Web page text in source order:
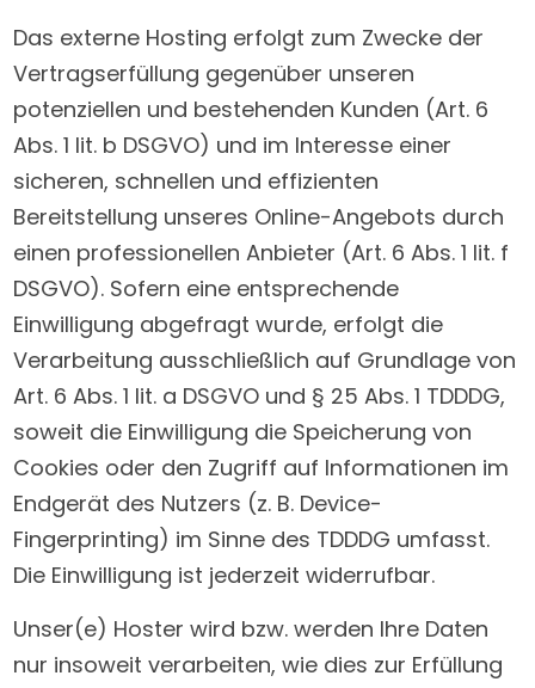
Das externe Hosting erfolgt zum Zwecke der
Vertragserfüllung gegenüber unseren
potenziellen und bestehenden Kunden (Art. 6
Abs. 1 lit. b DSGVO) und im Interesse einer
sicheren, schnellen und effizienten
Bereitstellung unseres Online-Angebots durch
einen professionellen Anbieter (Art. 6 Abs. 1 lit. f
DSGVO). Sofern eine entsprechende
Einwilligung abgefragt wurde, erfolgt die
Verarbeitung ausschließlich auf Grundlage von
Art. 6 Abs. 1 lit. a DSGVO und § 25 Abs. 1 TDDDG,
soweit die Einwilligung die Speicherung von
Cookies oder den Zugriff auf Informationen im
Endgerät des Nutzers (z. B. Device-
Fingerprinting) im Sinne des TDDDG umfasst.
Die Einwilligung ist jederzeit widerrufbar.
Unser(e) Hoster wird bzw. werden Ihre Daten
nur insoweit verarbeiten, wie dies zur Erfüllung